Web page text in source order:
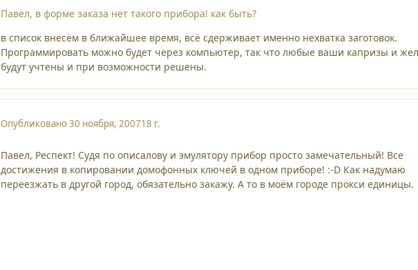
Павел, в форме заказа нет такого прибора! как быть?
в список внесём в ближайшее время, всё сдерживает именно нехватка заготовок.
Программировать можно будет через компьютер, так что любые ваши капризы и
будут учтены и при возможности решены.
Опубликовано30 ноября, 200718 г.
Павел, Респект! Судя по описалову и эмулятору прибор просто замечательный! Все
достижения в копировании домофонных ключей в одном приборе! :-D Как надумаю
переезжать в другой город, обязательно закажу. А то в моём городе прокси единицы.